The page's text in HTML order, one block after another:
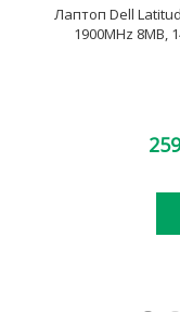
Лаптоп Dell
1900MHz 8MB,